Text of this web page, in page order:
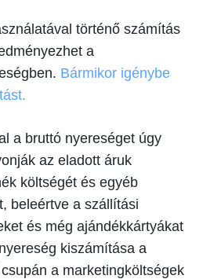
történő számítás
a
Bármikor igénybe
a bruttó nyereséget úgy
az eladott áruk
költségét és egyéb
beleértve a szállítási
és még ajándékkártyákat
kiszámítása a
a marketingköltségek